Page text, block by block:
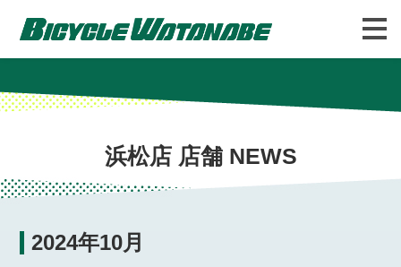
FAQ
浜松店 店舗 NEWS
2024年10月